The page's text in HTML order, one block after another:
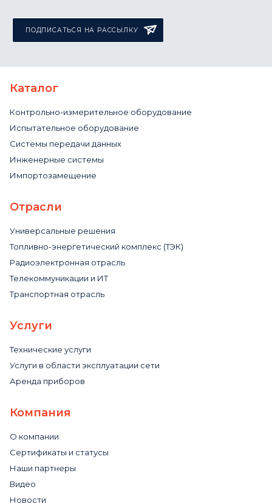
ПОДПИСАТЬСЯ НА РАССЫЛКУ
Каталог
Контрольно-измерительное оборудование
Испытательное оборудование
Системы передачи данных
Инженерные системы
Импортозамещение
Отрасли
Универсальные решения
Топливно-энергетический комплекс (ТЭК)
Радиоэлектронная отрасль
Телекоммуникации и ИТ
Транспортная отрасль
Услуги
Технические услуги
Услуги в области эксплуатации сети
Аренда приборов
Компания
О компании
Сертификаты и статусы
Наши партнеры
Видео
Новости